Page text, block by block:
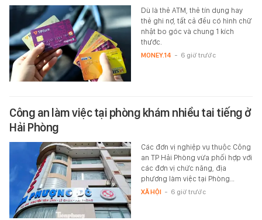
Dù là thẻ ATM, thẻ tín dụng hay
thẻ ghi nợ, tất cả đều có hình chữ
nhật bo góc và chung 1 kích
thước.
MONEY.14 - 6 giờ trước
Công an làm việc tại phòng khám nhiều tai tiếng ở
Hải Phòng
Các đơn vị nghiệp vụ thuộc Công
an TP Hải Phòng vừa phối hợp với
các đơn vị chức năng, địa
phương làm việc tại Phòng…
XÃ HỘI - 6 giờ trước